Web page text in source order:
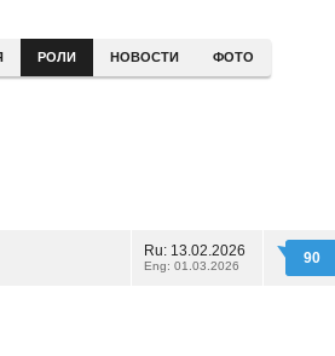
РОЛИ НОВОСТИ ФОТО
Ru: 13.02.2026
Eng: 01.03.2026 90